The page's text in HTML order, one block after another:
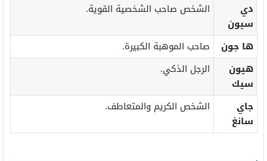
دي
سيون
الشخص صاحب الشخصية القوية.
ها جون
صاحب الموهبة الكبيرة.
هيون
سيك
الرجل الذكي.
جاي
سانغ
الشخص الكريم والمتعاطف.